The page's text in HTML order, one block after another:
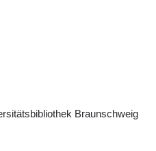
Braunschweig